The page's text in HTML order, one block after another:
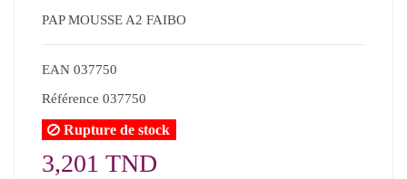
PAP MOUSSE A2 FAIBO
EAN 037750
Référence 037750
Rupture de stock
3,201 TND